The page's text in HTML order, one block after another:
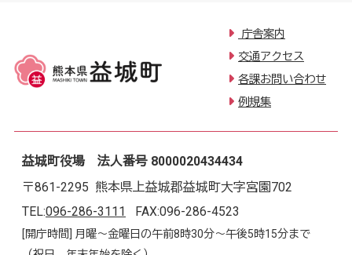
庁舎案内
交通アクセス
各課お問い合わせ
例規集
益城町役場 法人番号 8000020434434
〒861-2295 熊本県上益城郡益城町大字宮園702
TEL:096-286-3111 FAX:096-286-4523
[開庁時間] 月曜～金曜日の午前8時30分～午後5時15分まで